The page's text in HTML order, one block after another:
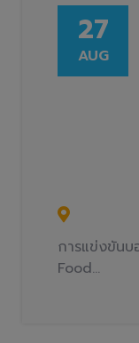
27
AUG
การแข่งขันบ
Food...